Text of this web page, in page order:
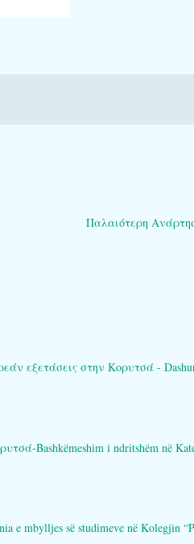
Παλαιότερη
εξετάσεις στην Κορυτσά -
Bashkëmeshim i ndritshëm në
mbylljes së studimeve në Kolegjin